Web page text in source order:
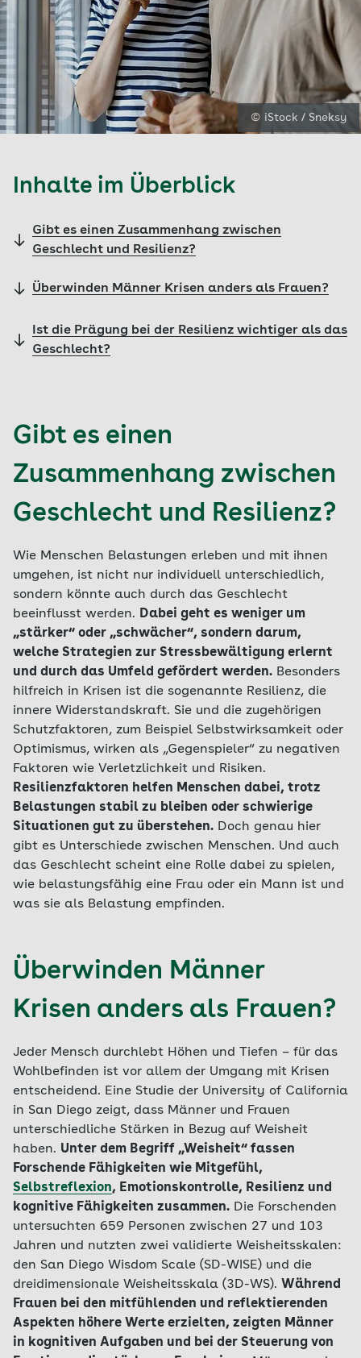
© iStock / Sneksy
Inhalte im Überblick
Gibt es einen Zusammenhang zwischen
Geschlecht und Resilienz?
Überwinden Männer Krisen anders als Frauen?
Ist die Prägung bei der Resilienz wichtiger als das
Geschlecht?
Gibt es einen
Zusammenhang zwischen
Geschlecht und Resilienz?
Wie Menschen Belastungen erleben und mit ihnen
umgehen, ist nicht nur individuell unterschiedlich,
sondern könnte auch durch das Geschlecht
beeinflusst werden. Dabei geht es weniger um
„stärker“ oder „schwächer“, sondern darum,
welche Strategien zur Stressbewältigung erlernt
und durch das Umfeld gefördert werden. Besonders
hilfreich in Krisen ist die sogenannte Resilienz, die
innere Widerstandskraft. Sie und die zugehörigen
Schutzfaktoren, zum Beispiel Selbstwirksamkeit oder
Optimismus, wirken als „Gegenspieler“ zu negativen
Faktoren wie Verletzlichkeit und Risiken.
Resilienzfaktoren helfen Menschen dabei, trotz
Belastungen stabil zu bleiben oder schwierige
Situationen gut zu überstehen. Doch genau hier
gibt es Unterschiede zwischen Menschen. Und auch
das Geschlecht scheint eine Rolle dabei zu spielen,
wie belastungsfähig eine Frau oder ein Mann ist und
was sie als Belastung empfinden.
Überwinden Männer
Krisen anders als Frauen?
Jeder Mensch durchlebt Höhen und Tiefen – für das
Wohlbefinden ist vor allem der Umgang mit Krisen
entscheidend. Eine Studie der University of California
in San Diego zeigt, dass Männer und Frauen
unterschiedliche Stärken in Bezug auf Weisheit
haben. Unter dem Begriff „Weisheit“ fassen
Forschende Fähigkeiten wie Mitgefühl,
Selbstreflexion, Emotionskontrolle, Resilienz und
kognitive Fähigkeiten zusammen. Die Forschenden
untersuchten 659 Personen zwischen 27 und 103
Jahren und nutzten zwei validierte Weisheitsskalen:
den San Diego Wisdom Scale (SD-WISE) und die
dreidimensionale Weisheitsskala (3D-WS). Während
Frauen bei den mitfühlenden und reflektierenden
Aspekten höhere Werte erzielten, zeigten Männer
in kognitiven Aufgaben und bei der Steuerung von